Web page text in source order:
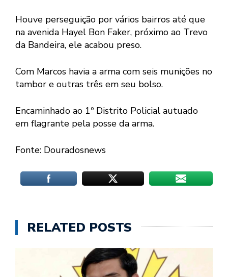
Houve perseguição por vários bairros até que
na avenida Hayel Bon Faker, próximo ao Trevo
da Bandeira, ele acabou preso.
Com Marcos havia a arma com seis munições no
tambor e outras três em seu bolso.
Encaminhado ao 1º Distrito Policial autuado
em flagrante pela posse da arma.
Fonte: Douradosnews
RELATED POSTS